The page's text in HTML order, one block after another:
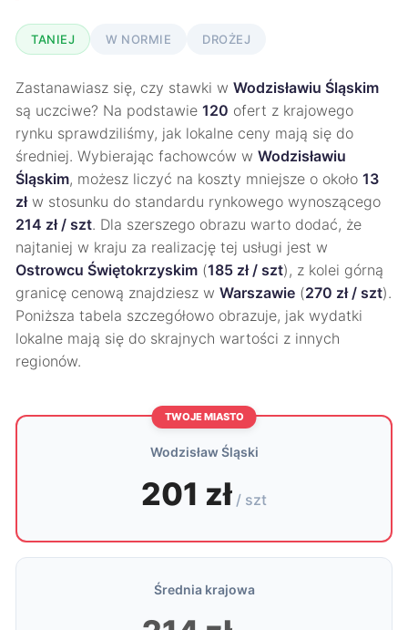
TANIEJ W NORMIE DROŻEJ
Zastanawiasz się, czy stawki w Wodzisławiu Śląskim
są uczciwe? Na podstawie 120 ofert z krajowego
rynku sprawdziliśmy, jak lokalne ceny mają się do
średniej. Wybierając fachowców w Wodzisławiu
Śląskim, możesz liczyć na koszty mniejsze o około 13
złw stosunku do standardu rynkowego wynoszącego
214 zł / szt. Dla szerszego obrazu warto dodać, że
najtaniej w kraju za realizację tej usługi jest w
Ostrowcu Świętokrzyskim (185 zł / szt), z kolei górną
granicę cenową znajdziesz w Warszawie (270 zł / szt).
Poniższa tabela szczegółowo obrazuje, jak wydatki
lokalne mają się do skrajnych wartości z innych
regionów.
TWOJE MIASTO
Wodzisław Śląski
201 zł / szt
Średnia krajowa